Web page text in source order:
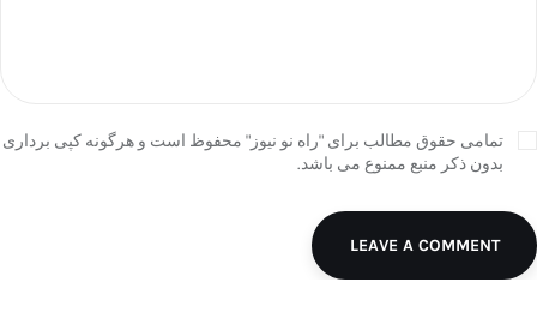
تمامی حقوق مطالب برای "راه نو نیوز" محفوظ است و هرگونه کپی برداری
بدون ذکر منبع ممنوع می باشد.
LEAVE A COMMENT